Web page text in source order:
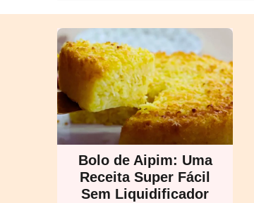
Bolo de Aipim: Uma
Receita Super Fácil
Sem Liquidificador